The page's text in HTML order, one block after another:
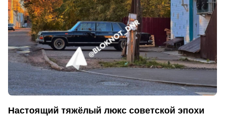
Настоящий тяжёлый люкс советской эпохи